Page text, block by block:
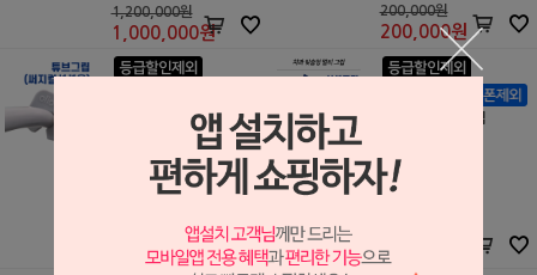
1,200,000원
1,000,000원
200,000원
200,000원
[올리다] 튜브그립
㈜피카소큐브
50,000원
[올리다] 석션그립
㈜피카소큐브
550,000